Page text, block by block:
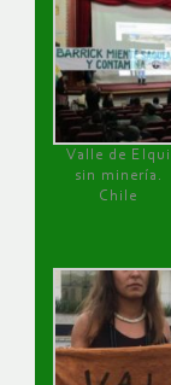
Valle de Elqui
sin minería.
Chile